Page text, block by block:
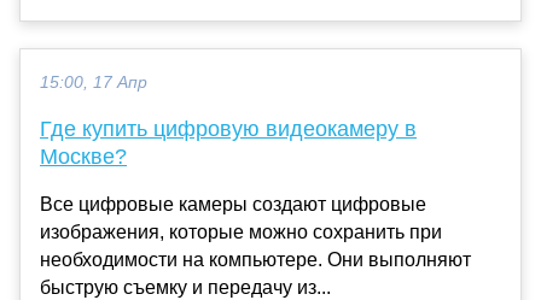
15:00, 17 Апр
Где купить цифровую видеокамеру в
Москве?
Все цифровые камеры создают цифровые
изображения, которые можно сохранить при
необходимости на компьютере. Они выполняют
быструю съемку и передачу из...